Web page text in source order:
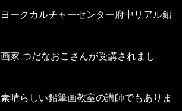
ークカルチャーセンター府中リアル鉛
家 つだなおこさんが受講されまし
晴らしい鉛筆画教室の講師でもありま